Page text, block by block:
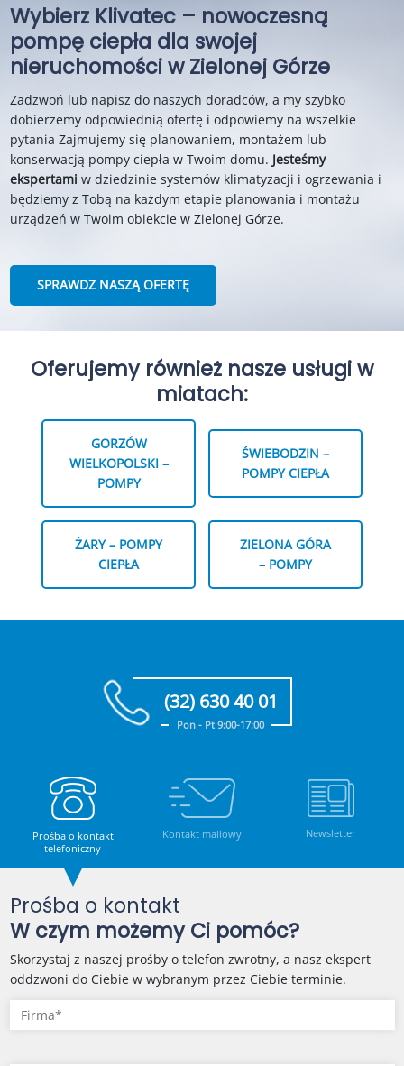
Wybierz Klivatec – nowoczesną
pompę ciepła dla swojej
nieruchomości w Zielonej Górze
Zadzwoń lub napisz do naszych doradców, a my szybko
dobierzemy odpowiednią ofertę i odpowiemy na wszelkie
pytania Zajmujemy się planowaniem, montażem lub
konserwacją pompy ciepła w Twoim domu. Jesteśmy
ekspertami w dziedzinie systemów klimatyzacji i ogrzewania i
będziemy z Tobą na każdym etapie planowania i montażu
urządzeń w Twoim obiekcie w Zielonej Górze.
SPRAWDZ NASZĄ OFERTĘ
Oferujemy również nasze usługi w
miatach:
GORZÓW
WIELKOPOLSKI –
POMPY
ŚWIEBODZIN –
POMPY CIEPŁA
ŻARY – POMPY
CIEPŁA
ZIELONA GÓRA
– POMPY
(32) 630 40 01
Pon - Pt 9:00-17:00
Prośba o kontakt
telefoniczny
Kontakt mailowy Newsletter
Prośba o kontakt
W czym możemy Ci pomóc?
Skorzystaj z naszej prośby o telefon zwrotny, a nasz ekspert
oddzwoni do Ciebie w wybranym przez Ciebie terminie.